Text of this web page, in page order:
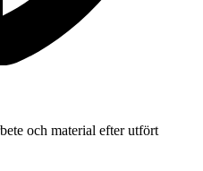
och material efter utfört